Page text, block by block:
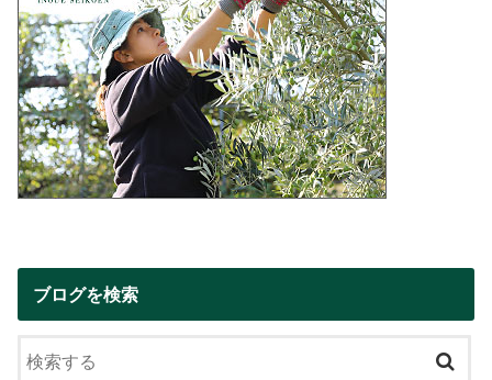
ブログを検索